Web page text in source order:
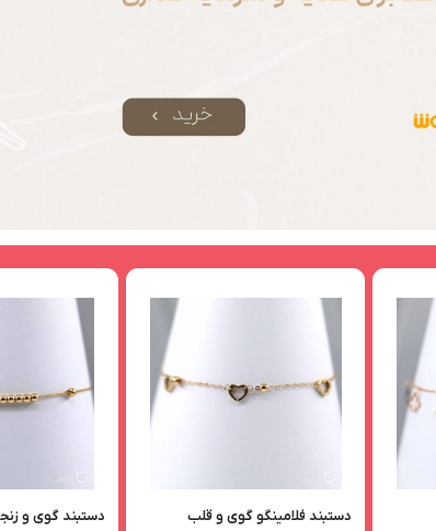
دستبند فلامینگو گوی و قلب دستبند گوی و